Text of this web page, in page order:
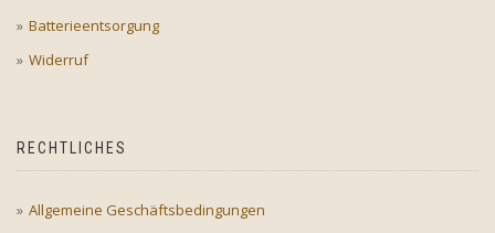
Batterieentsorgung
Widerruf
RECHTLICHES
Allgemeine Geschäftsbedingungen